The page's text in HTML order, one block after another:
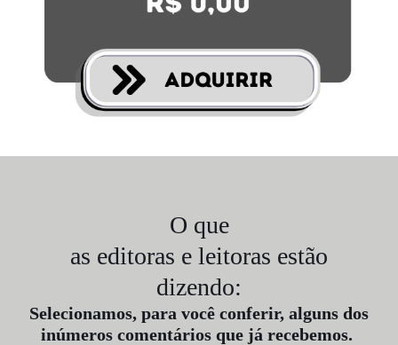
O que
as editoras e leitoras estão
dizendo:
Selecionamos, para você conferir, alguns dos
inúmeros comentários que já recebemos.